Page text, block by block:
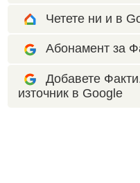
Четете ни и в
Абонамент за
Добавете
източник в Google